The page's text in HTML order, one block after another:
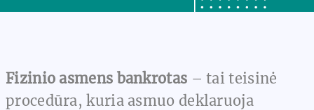
Fizinio asmens bankrotas – tai teisinė
procedūra, kuria asmuo deklaruoja